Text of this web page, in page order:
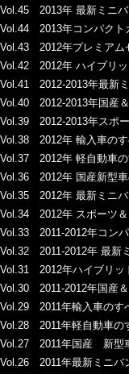
Vol.45 2013年 最新ミニ
Vol.44 2013年コンパクト
Vol.43 2012年プレミアム
Vol.42 2012年 ハイブリ
Vol.41 2012-2013年最新
Vol.40 2012-2013年国産
Vol.39 2012-2013年スポ
Vol.38 2012年 輸入車の
Vol.37 2012年 軽自動車
Vol.36 2012年 国産新型
Vol.35 2012年 最新ミニ
Vol.34 2012年 スポーツ
Vol.33 2011-2012年コン
Vol.32 2011-2012年 最新
Vol.31 2012年ハイブリッ
Vol.30 2011-2012年国産
Vol.29 2011年輸入車のす
Vol.28 2011年軽自動車の
Vol.27 2011年国産 新型
Vol.26 2011年最新ミニバ